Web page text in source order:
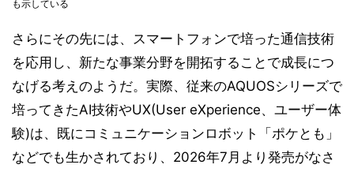
も示している
さらにその先には、スマートフォンで培った通信技術
を応用し、新たな事業分野を開拓することで成長につ
なげる考えのようだ。実際、従来のAQUOSシリーズで
培ってきたAI技術やUX(User eXperience、ユーザー体
験)は、既にコミュニケーションロボット「ポケとも」
などでも生かされており、2026年7月より発売がなさ